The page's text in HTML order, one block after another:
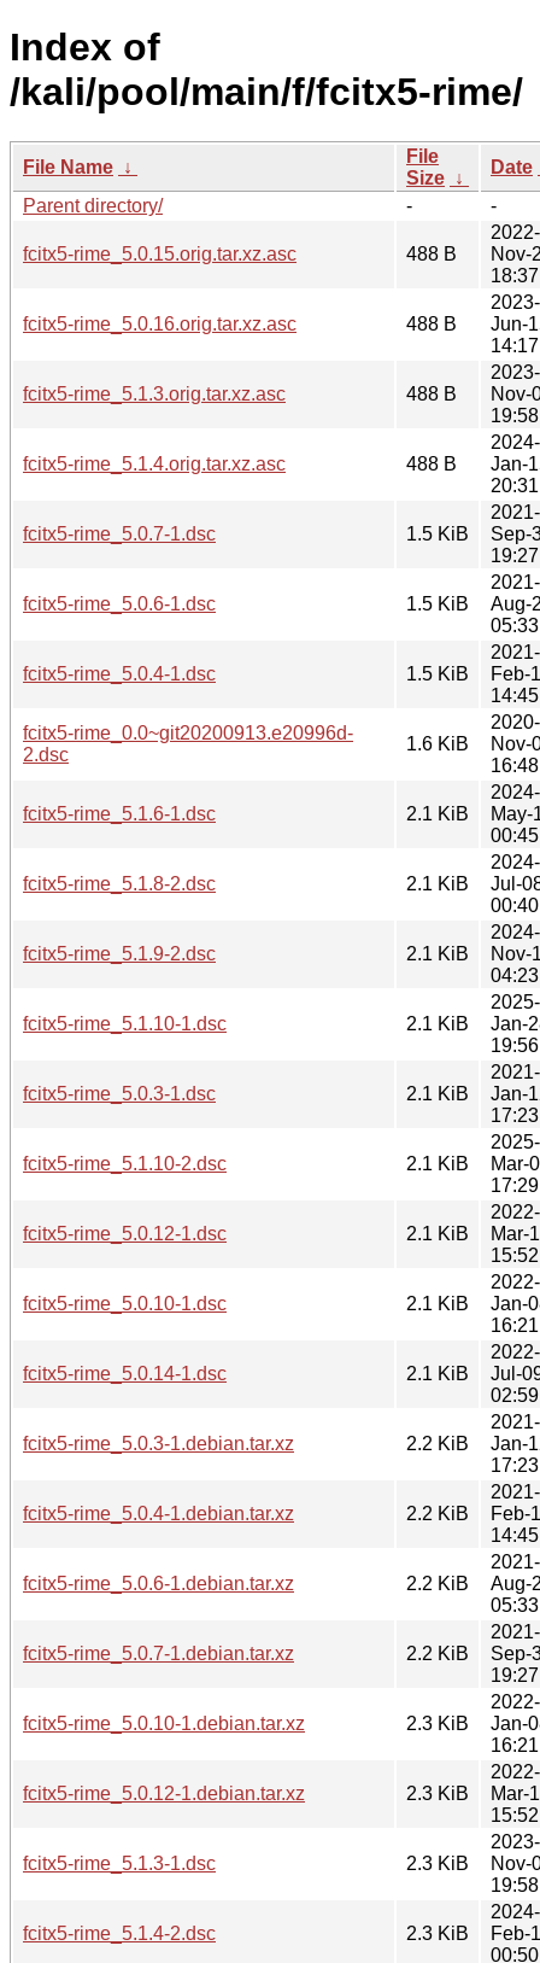
Index of
/kali/pool/main/f/fcitx5-rime/
File Name ↓
File
Size ↓
Date
Parent directory/
- -
fcitx5-rime_5.0.15.orig.tar.xz.asc 488 B
2022-
Nov-
18:37
fcitx5-rime_5.0.16.orig.tar.xz.asc 488 B
2023-
Jun-
14:17
fcitx5-rime_5.1.3.orig.tar.xz.asc 488 B
2023-
Nov-
19:58
fcitx5-rime_5.1.4.orig.tar.xz.asc 488 B
2024-
Jan-
20:31
fcitx5-rime_5.0.7-1.dsc 1.5 KiB
2021-
Sep-
19:27
fcitx5-rime_5.0.6-1.dsc 1.5 KiB
2021-
Aug-
05:33
fcitx5-rime_5.0.4-1.dsc 1.5 KiB
2021-
Feb-
14:45
fcitx5-rime_0.0~git20200913.e20996d-
2.dsc
1.6 KiB
2020-
Nov-
16:48
fcitx5-rime_5.1.6-1.dsc 2.1 KiB
2024-
May-
00:45
fcitx5-rime_5.1.8-2.dsc 2.1 KiB
2024-
Jul-
00:40
fcitx5-rime_5.1.9-2.dsc 2.1 KiB
2024-
Nov-
04:23
fcitx5-rime_5.1.10-1.dsc 2.1 KiB
2025-
Jan-
19:56
fcitx5-rime_5.0.3-1.dsc 2.1 KiB
2021-
Jan-
17:23
fcitx5-rime_5.1.10-2.dsc 2.1 KiB
2025-
Mar-
17:29
fcitx5-rime_5.0.12-1.dsc 2.1 KiB
2022-
Mar-
15:52
fcitx5-rime_5.0.10-1.dsc 2.1 KiB
2022-
Jan-
16:21
fcitx5-rime_5.0.14-1.dsc 2.1 KiB
2022-
Jul-
02:59
fcitx5-rime_5.0.3-1.debian.tar.xz 2.2 KiB
2021-
Jan-
17:23
fcitx5-rime_5.0.4-1.debian.tar.xz 2.2 KiB
2021-
Feb-
14:45
fcitx5-rime_5.0.6-1.debian.tar.xz 2.2 KiB
2021-
Aug-
05:33
fcitx5-rime_5.0.7-1.debian.tar.xz 2.2 KiB
2021-
Sep-
19:27
fcitx5-rime_5.0.10-1.debian.tar.xz 2.3 KiB
2022-
Jan-
16:21
fcitx5-rime_5.0.12-1.debian.tar.xz 2.3 KiB
2022-
Mar-
15:52
fcitx5-rime_5.1.3-1.dsc 2.3 KiB
2023-
Nov-
19:58
fcitx5-rime_5.1.4-2.dsc 2.3 KiB
2024-
Feb-
00:50